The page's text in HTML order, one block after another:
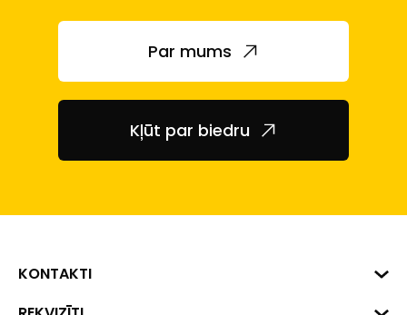
Par mums
Kļūt par biedru
KONTAKTI
Biznesa centrs "VERDE" Roberta